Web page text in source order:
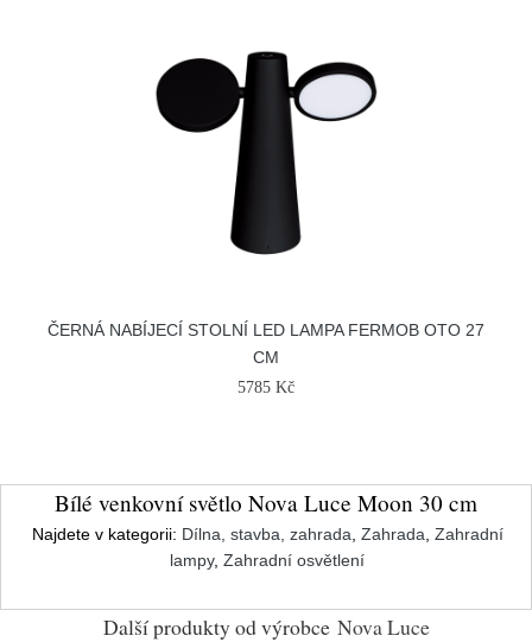
ČERNÁ NABÍJECÍ STOLNÍ LED LAMPA FERMOB OTO 27
CM
5785 Kč
Bílé venkovní světlo Nova Luce Moon 30 cm
Najdete v kategorii: Dílna, stavba, zahrada Zahrada Zahradní
lampy, Zahradní osvětlení
Další produkty od výrobce Nova Luce